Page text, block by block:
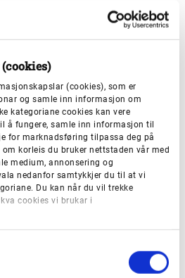
(cookies), som er
og samle inn informasjon om
kategoriane cookies kan vere
å fungere, samle inn informasjon til
for marknadsføring tilpassa deg på
korleis du bruker nettstaden vår med
medium, annonsering og
nedanfor samtykkjer du til at vi
Du kan når du vil trekke
cookies vi brukar i
musikk, teater og dans over
til kulturbygg med
Rom for kunst) med
søknadsfrist 1. januar.